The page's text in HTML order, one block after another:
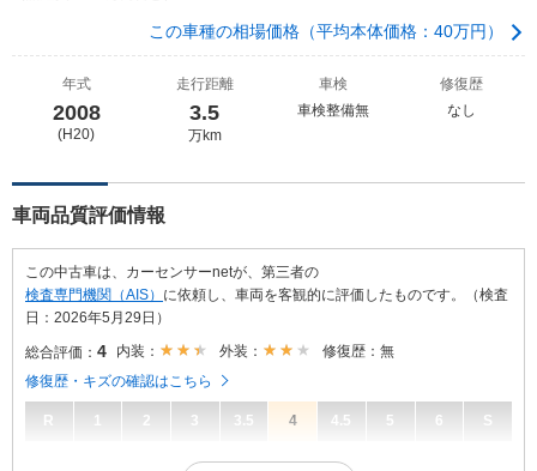
この車種の相場価格（平均本体価格：40万円）
年式
2008
(H20)
走行距離
3.5
万km
車検
車検整備無
修復歴
なし
車両品質評価情報
この中古車は、カーセンサーnetが、第三者の
検査専門機関（AIS） に依頼し、車両を客観的に評価したものです。（検査
日：2026年5月29日）
総合評価： 4 内装： 外装：
修復歴：無
修復歴・キズの確認はこちら
R 1 2 3 3.5 4 4.5 5 6 S